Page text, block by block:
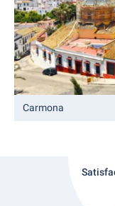
Carmona